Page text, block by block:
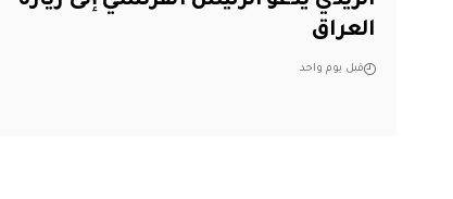
العراق
قبل يوم واحد